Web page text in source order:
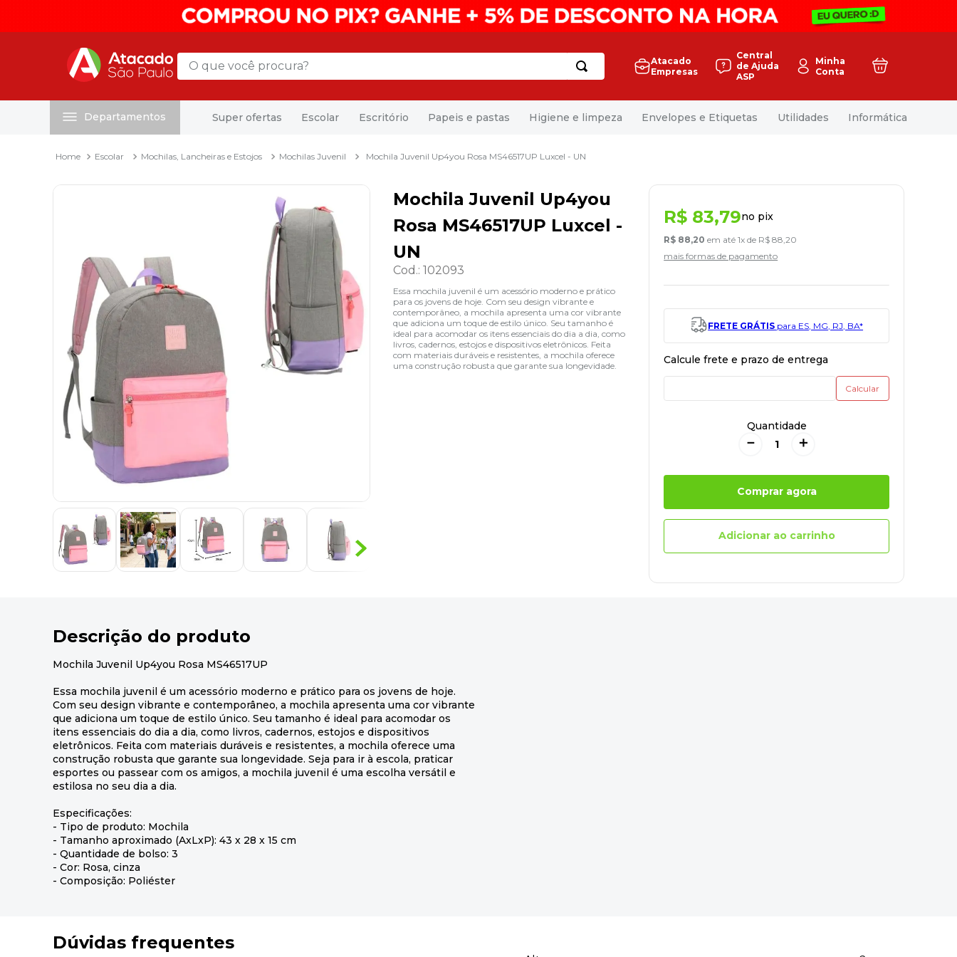
O que você procura?
Atacado
Empresas
Central
de Ajuda
ASP
Minha
Conta
Departamentos Super ofertas Escolar Escritório Papeis e pastas Higiene e limpeza Envelopes e Etiquetas Utilidades Informática
Escolar Mochilas, Lancheiras e Estojos Mochilas Juvenil Mochila Juvenil Up4you Rosa MS46517UP Luxcel - UN
Mochila Juvenil Up4you
Rosa MS46517UP Luxcel -
UN
Cod.:102093
Essa mochila juvenil é um acessório moderno e prático
para os jovens de hoje. Com seu design vibrante e
contemporâneo, a mochila apresenta uma cor vibrante
que adiciona um toque de estilo único. Seu tamanho é
ideal para acomodar os itens essenciais do dia a dia, como
livros, cadernos, estojos e dispositivos eletrônicos. Feita
com materiais duráveis e resistentes, a mochila oferece
uma construção robusta que garante sua longevidade.
R$ 83,79no pix
R$ 88,20 em até1x de R$ 88 ,20
mais formas de pagamento
FRETE GRÁTIS para ES, MG, RJ, BA*
Quantidade
＋
－
Comprar agora
Adicionar ao carrinho
Descrição do produto
Mochila Juvenil Up4you Rosa MS46517UP
Essa mochila juvenil é um acessório moderno e prático para os jovens de hoje.
Com seu design vibrante e contemporâneo, a mochila apresenta uma cor vibrante
que adiciona um toque de estilo único. Seu tamanho é ideal para acomodar os
itens essenciais do dia a dia, como livros, cadernos, estojos e dispositivos
eletrônicos. Feita com materiais duráveis e resistentes, a mochila oferece uma
construção robusta que garante sua longevidade. Seja para ir à escola, praticar
esportes ou passear com os amigos, a mochila juvenil é uma escolha versátil e
estilosa no seu dia a dia.
Especificações:
- Tipo de produto: Mochila
- Tamanho aproximado (AxLxP): 43 x 28 x 15 cm
- Quantidade de bolso: 3
- Cor: Rosa, cinza
- Composição: Poliéster
Dúvidas frequentes
mala
papel higienico
desinfetante
marca texto